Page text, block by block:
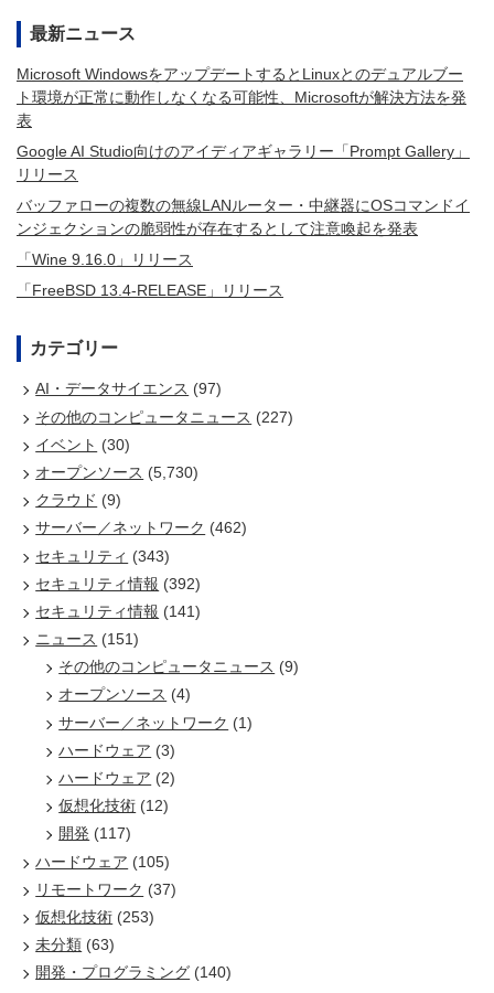
最新ニュース
Microsoft WindowsをアップデートするとLinuxとのデュアルブー
ト環境が正常に動作しなくなる可能性、Microsoftが解決方法を発
表
Google AI Studio向けのアイディアギャラリー「Prompt Gallery」
リリース
バッファローの複数の無線LANルーター・中継器にOSコマンドイ
ンジェクションの脆弱性が存在するとして注意喚起を発表
「Wine 9.16.0」リリース
「FreeBSD 13.4-RELEASE」リリース
カテゴリー
AI・データサイエンス (97)
その他のコンピュータニュース (227)
イベント (30)
オープンソース (5,730)
クラウド (9)
サーバー／ネットワーク (462)
セキュリティ (343)
セキュリティ情報 (392)
セキュリティ情報 (141)
ニュース (151)
その他のコンピュータニュース (9)
オープンソース (4)
サーバー／ネットワーク (1)
ハードウェア (3)
ハードウェア (2)
仮想化技術 (12)
開発 (117)
ハードウェア (105)
リモートワーク (37)
仮想化技術 (253)
未分類 (63)
開発・プログラミング (140)